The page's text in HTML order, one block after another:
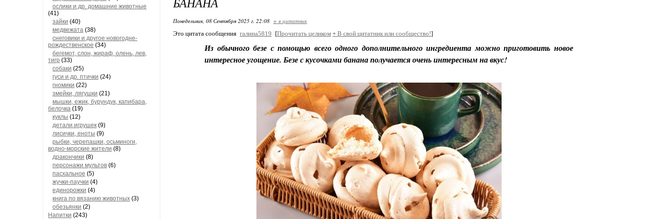
ослики и др. домашние животные
(41)
зайки (40)
медвежата (38)
снеговики и другое новогодне-
рождественское (34)
бегемот, слон, жираф, олень, лев,
тигр (33)
собаки (25)
гуси и др. птички (24)
гномики (22)
змейки, лягушки (21)
мышки, ежик, бурундук, капибара,
белочка (19)
куклы (12)
детали игрушек (9)
лисички, еноты (9)
рыбки, черепашки, осьминоги,
водно-морские жители (8)
дракончики (8)
персонажи мультов (6)
пасхальное (5)
жучки-паучки (4)
единорожки (4)
книга по вязанию животных (3)
обезьянки (2)
Напитки (243)
Понедельник, 08 Сентября 2025 г. 22:08 + в цитатник
Это цитата сообщения галина5819 [Прочитать целиком + В свой цитатник или сообщество!]
Из обычного безе с помощью всего одного дополнительного ингредиента можно приготовить новое
интересное угощение. Безе с кусочками банана получается очень интересным на вкус!